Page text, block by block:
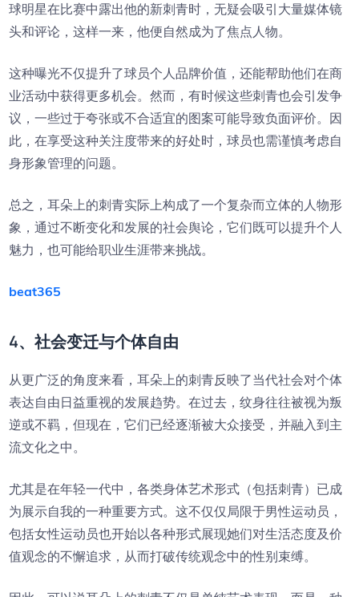
球明星在比赛中露出他的新刺青时，无疑会吸引大量媒体镜
头和评论，这样一来，他便自然成为了焦点人物。
这种曝光不仅提升了球员个人品牌价值，还能帮助他们在商
业活动中获得更多机会。然而，有时候这些刺青也会引发争
议，一些过于夸张或不合适宜的图案可能导致负面评价。因
此，在享受这种关注度带来的好处时，球员也需谨慎考虑自
身形象管理的问题。
总之，耳朵上的刺青实际上构成了一个复杂而立体的人物形
象，通过不断变化和发展的社会舆论，它们既可以提升个人
魅力，也可能给职业生涯带来挑战。
beat365
4、社会变迁与个体自由
从更广泛的角度来看，耳朵上的刺青反映了当代社会对个体
表达自由日益重视的发展趋势。在过去，纹身往往被视为叛
逆或不羁，但现在，它们已经逐渐被大众接受，并融入到主
流文化之中。
尤其是在年轻一代中，各类身体艺术形式（包括刺青）已成
为展示自我的一种重要方式。这不仅仅局限于男性运动员，
包括女性运动员也开始以各种形式展现她们对生活态度及价
值观念的不懈追求，从而打破传统观念中的性别束缚。